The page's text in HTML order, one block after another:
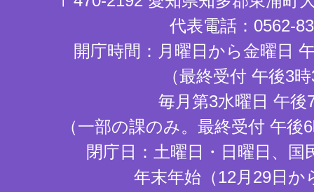
代表電話：0562-
開庁時間：月曜日から金曜日
（最終受付 午後3
毎月第3水曜日 午後
（一部の課のみ。最終受付 午
閉庁日：土曜日・日曜日、国
年末年始（12月29日か